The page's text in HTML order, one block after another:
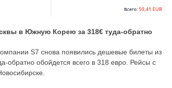
в Южную Корею за 318€ туда-обратно
S7 снова появились дешевые билеты из
обойдется всего в 318 евро. Рейсы с